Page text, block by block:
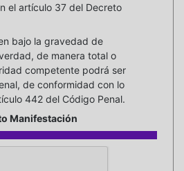
el artículo 37 del Decreto
bajo la gravedad de
de manera total o
competente podrá ser
de conformidad con lo
442 del Código Penal.
Manifestación